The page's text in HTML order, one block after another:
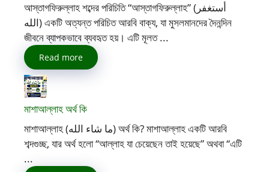
আস্তাগফিরুল্লাহ শব্দের পরিচিতি “আস্তাগফিরুল্লাহ” (أستغفر
الله) একটি অত্যন্ত পরিচিত আরবি বাক্য, যা মুসলমানদের দৈনন্দিন
জীবনে ব্যাপকভাবে ব্যবহৃত হয়। এটি মূলত ...
Read more
মাশাআল্লাহ অর্থ কি
মাশাআল্লাহ (ما شاء الله) অর্থ কি? মাশাআল্লাহ একটি আরবি
শব্দগুচ্ছ, যার অর্থ হলো “আল্লাহ যা চেয়েছেন তাই হয়েছে” অথবা “এটি
...